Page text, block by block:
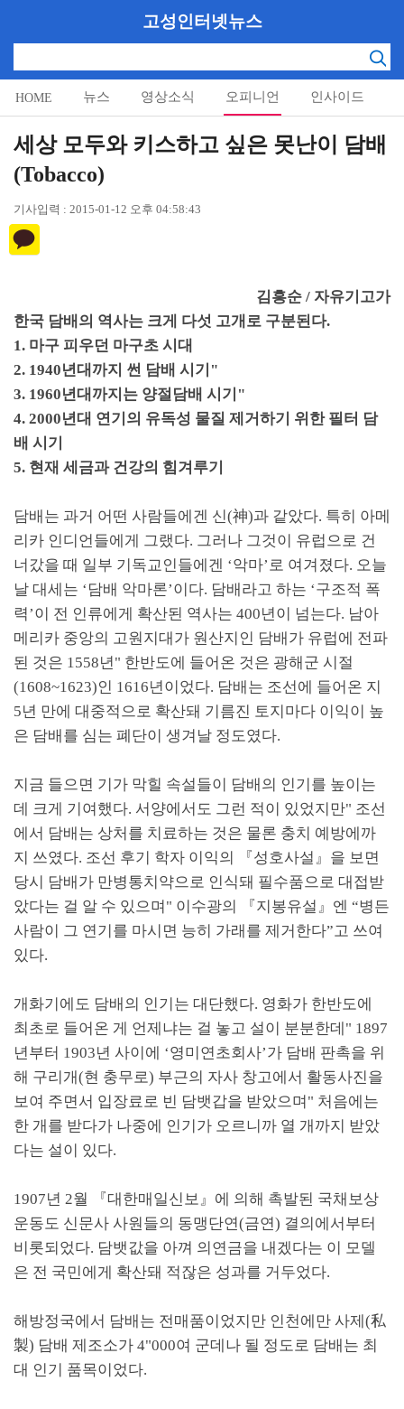
고성인터넷뉴스
HOME 뉴스 영상소식 오피니언 인사이드
알림마당
세상 모두와 키스하고 싶은 못난이 담배
(Tobacco)
기사입력 : 2015-01-12 오후 04:58:43
김흥순 / 자유기고가
한국 담배의 역사는 크게 다섯 고개로 구분된다.
1. 마구 피우던 마구초 시대
2. 1940년대까지 썬 담배 시기 "
3. 1960년대까지는 양절담배 시기 "
4. 2000년대 연기의 유독성 물질 제거하기 위한 필터 담
배 시기
5. 현재 세금과 건강의 힘겨루기
담배는 과거 어떤 사람들에겐 신(神)과 같았다. 특히 아메
리카 인디언들에게 그랬다. 그러나 그것이 유럽으로 건
너갔을 때 일부 기독교인들에겐 ‘악마’로 여겨졌다. 오늘
날 대세는 ‘ 담배 악마론’이다. 담배라고 하는 ‘구조적 폭
력’이 전 인류에게 확산된 역사는 400년이 넘는다. 남아
메리카 중앙의 고원지대가 원산지인 담배가 유럽에 전파
된 것은 1558년" 한반도에 들어온 것은 광해군 시절
(1608~1623)인 1616년이었다. 담배는 조선에 들어온 지
5년 만에 대중적으로 확산돼 기름진 토지마다 이익이 높
은 담배를 심는 폐단이 생겨날 정도였다.
지금 들으면 기가 막힐 속설들이 담배의 인기를 높이는
데 크게 기여했다. 서양에서도 그런 적이 있었지만" 조선
에서 담배는 상처를 치료하는 것은 물론 충치 예방에까
지 쓰였다. 조선 후기 학자 이익의 『성호사설 』 을 보면
당시 담배가 만병통치약으로 인식돼 필수품으로 대접받
았다는 걸 알 수 있으며 " 이수광의 『지봉유설 』 엔 “병든
사람이 그 연기를 마시면 능히 가래를 제거한다”고 쓰여
있다.
개화기에도 담배의 인기는 대단했다. 영화가 한반도에
최초로 들어온 게 언제냐는 걸 놓고 설이 분분한데 " 1897
년부터 1903년 사이에 ‘영미연초회사’가 담배 판촉을 위
해 구리개(현 충무로) 부근의 자사 창고에서 활동사진을
보여 주면서 입장료로 빈 담뱃갑을 받았으며 " 처음에는
한 개를 받다가 나중에 인기가 오르니까 열 개까지 받았
다는 설이 있다.
1907년 2월 『대한매일신보』 에 의해 촉발된 국채보상
운동도 신문사 사원들의 동맹단연(금연) 결의에서부터
비롯되었다. 담뱃값을 아껴 의연금을 내겠다는 이 모델
은 전 국민에게 확산돼 적잖은 성과를 거두었다.
해방정국에서 담배는 전매품이었지만 인천에만 사제(私
製) 담배 제조소가 4"000여 군데나 될 정도로 담배는 최
대 인기 품목이었다.